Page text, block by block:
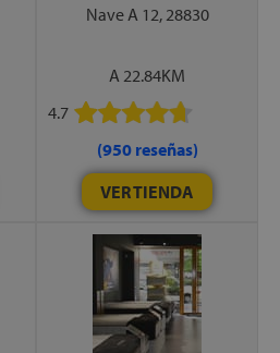
Nave A 12, 28830
A 22.84KM
4.7
(950 reseñas)
VER TIENDA